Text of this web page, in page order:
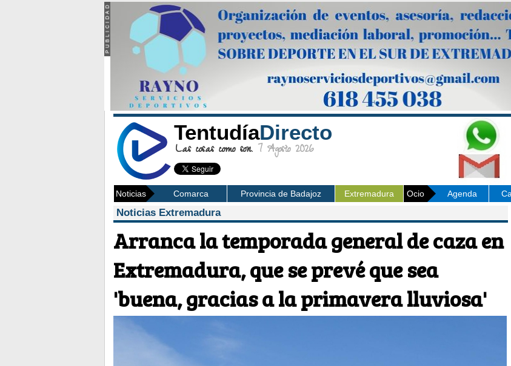
TentudíaDirecto
Las cosas como son. 7 Agosto 2026
Noticias Comarca Provincia de Badajoz Extremadura Ocio Agenda
Noticias Extremadura
Arranca la temporada general de caza en
Extremadura, que se prevé que sea
'buena, gracias a la primavera lluviosa'